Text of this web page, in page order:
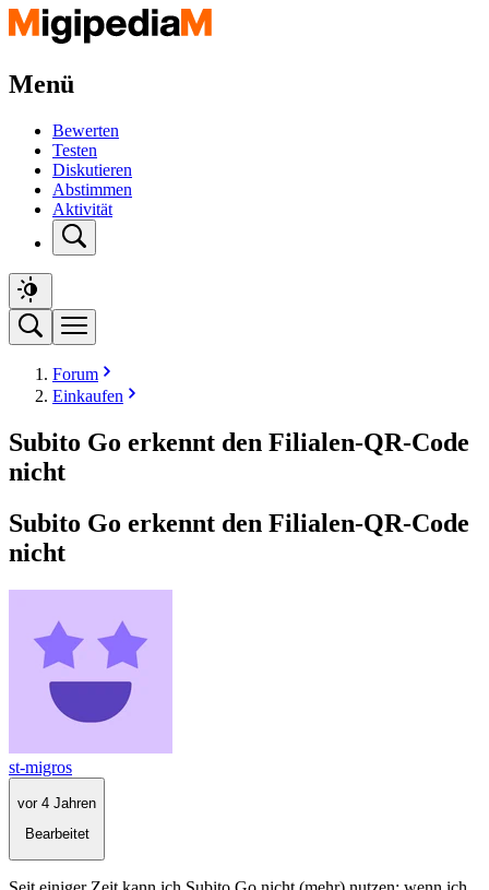
Menü
Bewerten
Testen
Diskutieren
Abstimmen
Aktivität
Forum
Einkaufen
Subito Go erkennt den Filialen-QR-Code
nicht
Subito Go erkennt den Filialen-QR-Code
nicht
st-migros
vor 4 Jahren
Bearbeitet